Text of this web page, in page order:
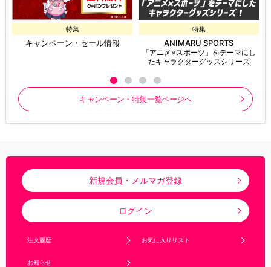
特集
キャンペーン・セール情報
特集
ANIMARU SPORTS
「アニメ×スポーツ」をテーマにし
たキャラクターグッズシリーズ
キャンペーン・特集一覧ページへ
新規会員・メルマガ登録
ログイン
注文履歴 お気に入りリスト
お知らせ